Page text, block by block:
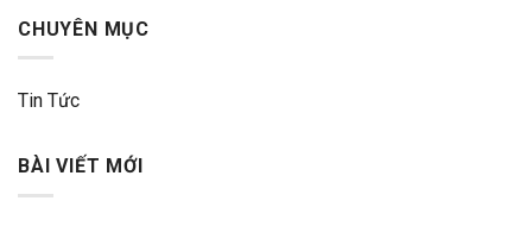
CHUYÊN MỤC
Tin Tức
BÀI VIẾT MỚI